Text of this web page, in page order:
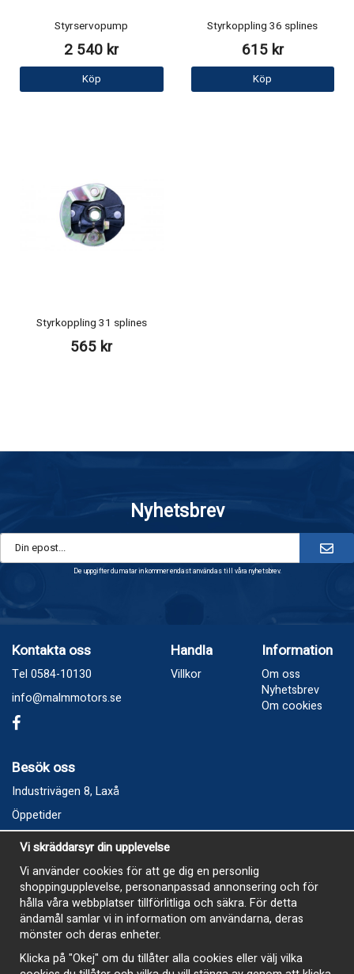
Styrservopump
2 540 kr
Köp
Styrkoppling 36 splines
615 kr
Köp
Styrkoppling 31 splines
565 kr
Nyhetsbrev
De uppgifter du matar in kommer endast användas till våra nyhetsbrev.
Kontakta oss
Tel 0584-10130
info@malmmotors.se
Handla
Villkor
Information
Om oss
Nyhetsbrev
Om cookies
Besök oss
Industrivägen 8, Laxå
Öppetider
Vecka 32
Måndag kl 9-12, kl 13 - 15
Onsdag kl 9-12, kl 13 - 15
Tisdag, Tordag och Fredag stängt
E-Handelsbutiken är öppen och paket skickas hela
sommaren
Vi skräddarsyr din upplevelse
Vi använder cookies för att ge dig en personlig
shoppingupplevelse, personanpassad annonsering och för
hålla våra webbplatser tillförlitliga och säkra. För detta
ändamål samlar vi in information om användarna, deras
mönster och deras enheter.
Klicka på "Okej" om du tillåter alla cookies eller välj vilka